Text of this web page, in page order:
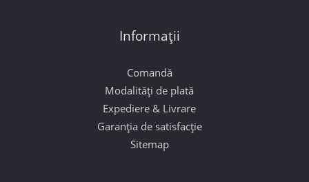
Informații
Comandă
Modalități de plată
Expediere & Livrare
Garanția de satisfacție
Sitemap